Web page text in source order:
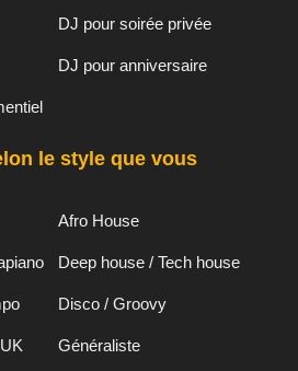
DJ pour soirée privée
DJ pour anniversaire
le style que vous
Afro House
Deep house / Tech house
Disco / Groovy
Généraliste